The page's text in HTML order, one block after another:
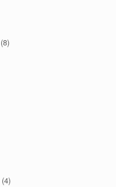
(8)
(4)